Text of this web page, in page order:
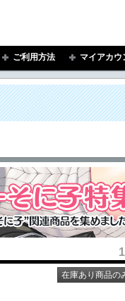
ご利用方法 マイアカウ
1
在庫あり商品の